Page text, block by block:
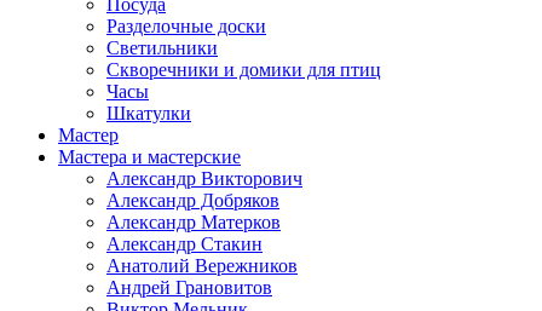
Разделочные доски
Светильники
Скворечники и домики для птиц
Часы
Шкатулки
Мастер
Мастера и мастерские
Александр Викторович
Александр Добряков
Александр Матерков
Александр Стакин
Анатолий Вережников
Андрей Грановитов